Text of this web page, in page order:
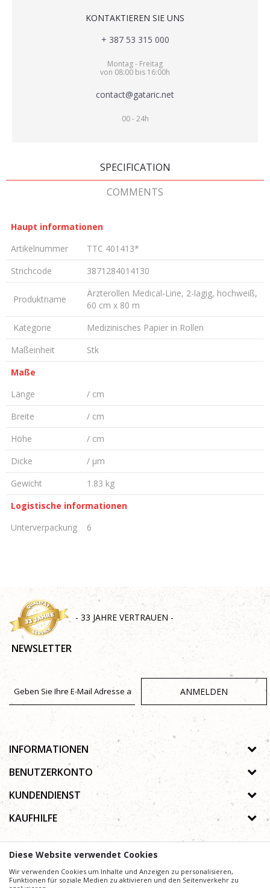
KONTAKTIEREN SIE UNS
+ 387 53 315 000
Montag - Freitag
von 08:00 bis 16:00h
contact@gataric.net
00 - 24h
SPECIFICATION
COMMENTS
Haupt informationen
Artikelnummer
TTC 401413*
Strichcode
3871284014130
Produktname
Ärzterollen Medical-Line, 2-lagig, hochweiß,
60 cm x 80 m
Kategorie
Medizinisches Papier in Rollen
Maßeinheit
Stk
Maße
Länge
/ cm
Breite
/ cm
Höhe
/ cm
Dicke
/ µm
Gewicht
1.83 kg
Logistische informationen
Unterverpackung
6
Vorname/ Nick
E-Mail
- 33 JAHRE VERTRAUEN -
NEWSLETTER
ANMELDEN
INFORMATIONEN
Über uns
Geschäfte
Zusammenarbeit
BENUTZERKONTO
Registrierungsanweisungen
Passwort vergessen
KUNDENDIENST
Datenschutz-Bestimmungen
Nutzungsbedingungen
KAUFHILFE
Häufig gestellte Fragen
Wir geben unsMühe,die Beschreibung von Produkten, Anzeige von Bildern und
Preise präzise und Profesionell wie möglich zu gestalten. Wir können jedoch nicht
Diese Website verwendet Cookies
Wir verwenden Cookies um Inhalte und Anzeigen zu personalisieren,
Funktionen für soziale Medien zu aktivieren und den Seitenverkehr zu